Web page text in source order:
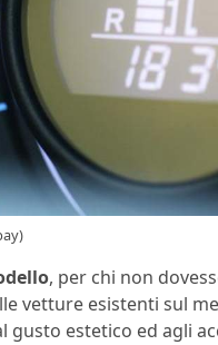
, per chi non
vetture esistenti sul
gusto estetico ed agli